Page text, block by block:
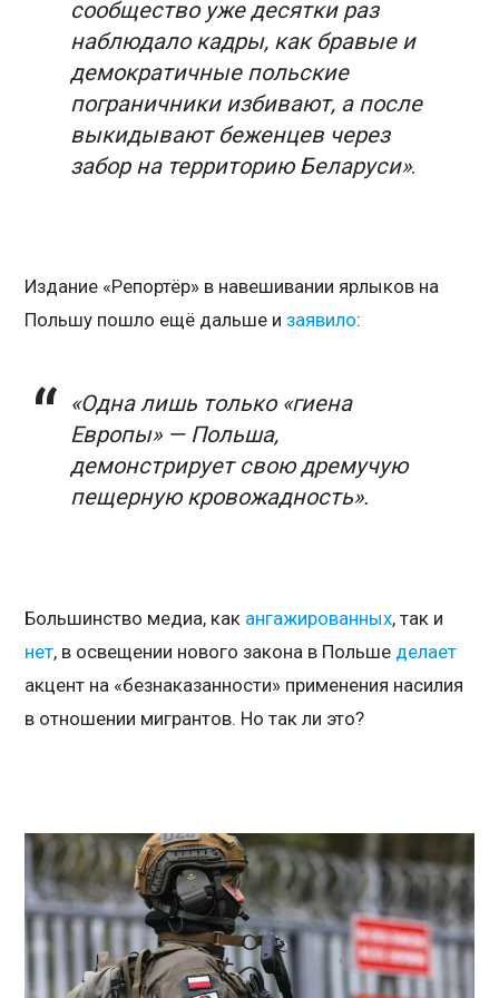
сообщество уже десятки раз
наблюдало кадры, как бравые и
демократичные польские
пограничники избивают, а после
выкидывают беженцев через
забор на территорию Беларуси».
Издание «Репортёр» в навешивании ярлыков на
Польшу пошло ещё дальше и заявило:
«Одна лишь только «гиена
Европы» — Польша,
демонстрирует свою дремучую
пещерную кровожадность».
Большинство медиа, как ангажированных, так и
нет, в освещении нового закона в Польше делает
акцент на «безнаказанности» применения насилия
в отношении мигрантов. Но так ли это?